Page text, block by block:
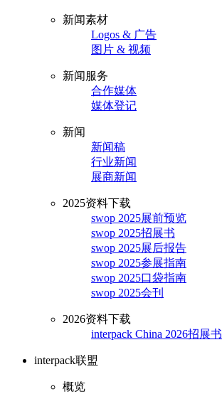
新闻素材
Logos & 广告
图片 & 视频
新闻服务
合作媒体
媒体登记
新闻
新闻稿
行业新闻
展商新闻
2025资料下载
swop 2025展前预览
swop 2025招展书
swop 2025展后报告
swop 2025参展指南
swop 2025口袋指南
swop 2025会刊
2026资料下载
interpack China 2026招展书
interpack联盟
概览